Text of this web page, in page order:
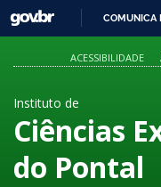
GOVBR
COMUNICA
ACESSIBILIDADE
Instituto de
Ciências
do Pontal